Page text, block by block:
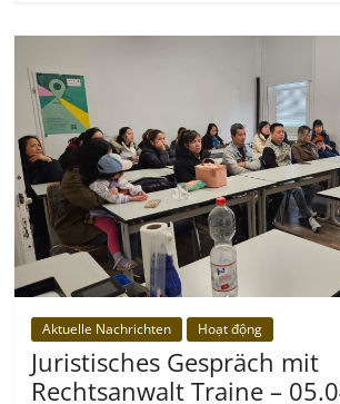
Aktuelle Nachrichten Hoạt động
Juristisches Gespräch mit
Rechtsanwalt Traine –